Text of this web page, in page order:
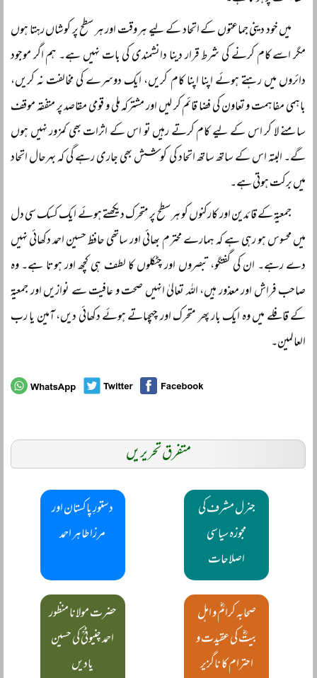
میں خود دینی جماعتوں کے اتحاد کے لیے ہر وقت اور ہر سطح پر کوشاں رہتا ہوں
مگر اسے کام کرنے کی شرط قرار دینا دانشمندی کی بات نہیں ہے۔ ہم اگر موجود
دائروں میں رہتے ہوئے اپنا اپنا کام کریں، ایک دوسرے کی مخالفت نہ کریں،
باہمی مفاہمت و تعاون کی فضا قائم کر لیں اور مشترکہ ملی و قومی مقاصد پر متفقہ موقف
سامنے لا کر اس کے لیے کام کرتے رہیں تو اس کے اثرات بھی کمزور نہیں ہوں
گے۔ البتہ اس کے ساتھ ساتھ اتحاد کی کوشش بھی جاری رہے گی کہ بہرحال اتحاد
میں برکت ہوتی ہے۔
جمعیۃ کے قائدین اور کارکنوں کو ہر سطح پر متحرک دیکھتے ہوئے ایک کسک سی دل
میں محسوس ہو رہی ہے کہ ہمارے محترم بھائی اور ساتھی حافظ حسین احمد دکھائی نہیں
دے رہے۔ ان کی گفتگو، تبصروں اور چٹکلوں کا لطف ہی کچھ اور ہوتا ہے۔ وہ
صاحب فراش اور معذور ہیں، اللہ تعالیٰ انہیں صحت و عافیت سے نوازیں اور جمعیۃ
کے قافلے میں وہ ایک بار پھر متحرک اور چہچہاتے ہوئے دکھائی دیں، آمین یا رب
العالمین۔
متفرق تحریریں
جنرل مشرف کی
مجوزہ سیاسی
اصلاحات
دستورِ پاکستان اور
مرزا طاہر احمد
صحابہ کرامؓ و اہل
بیتؓ کی عقیدت و
احترام کا ناگزیر
حضرت مولانا منظور
احمد چنیوٹیؒ کی حسین
یادیں